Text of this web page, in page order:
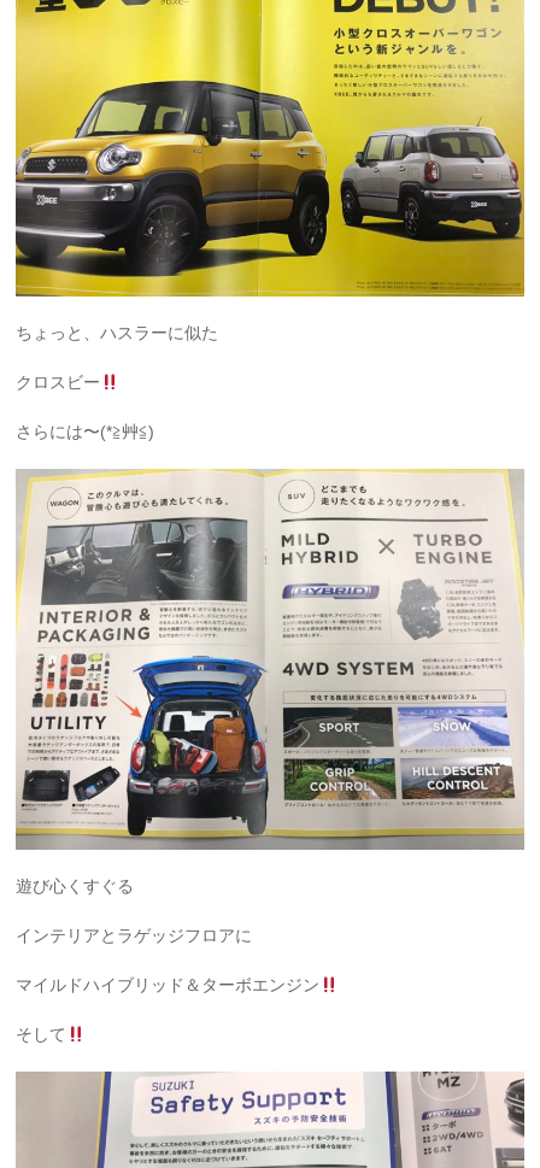
ちょっと、ハスラーに似た
クロスビー
さらには〜(*≧艸≦)
遊び心くすぐる
インテリアとラゲッジフロアに
マイルドハイブリッド＆ターボエンジン
そして